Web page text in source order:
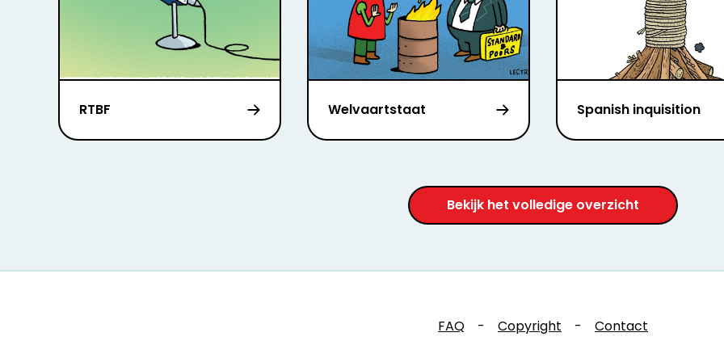
RTBF Welvaartstaat Spanish inquisition
Bekijk het volledige overzicht
FAQ - Copyright - Contact